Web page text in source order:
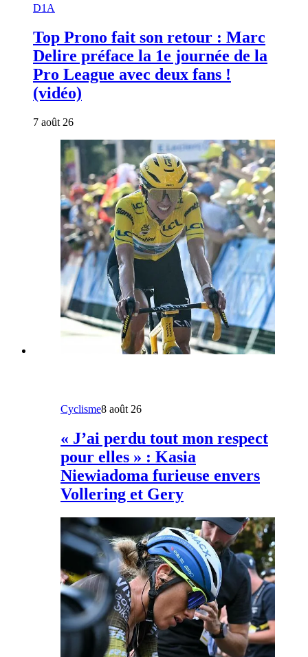
D1A
Top Prono fait son retour : Marc
Delire préface la 1e journée de la
Pro League avec deux fans !
(vidéo)
7 août 26
Cyclisme8 août 26
« J’ai perdu tout mon respect
pour elles » : Kasia
Niewiadoma furieuse envers
Vollering et Gery